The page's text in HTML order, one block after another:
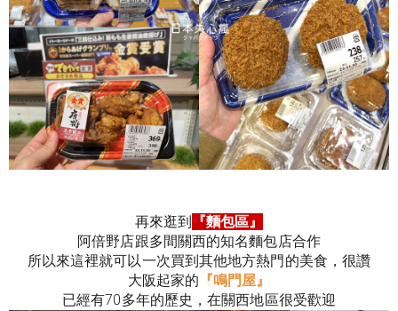
再來逛到 『麵包區』
阿倍野店跟多間關西的知名麵包店合作
所以來這裡就可以一次買到其他地方熱門的美食，很讚
大阪起家的 『鳴門屋』
已經有70多年的歷史，在關西地區很受歡迎